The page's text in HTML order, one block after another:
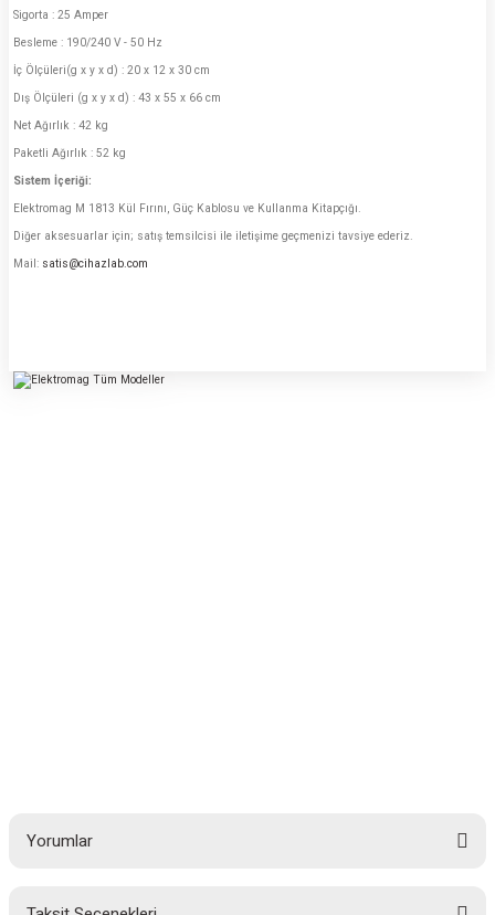
Sigorta : 25 Amper
Besleme : 190/240 V - 50 Hz
İç Ölçüleri(g x y x d) : 20 x 12 x 30 cm
Dış Ölçüleri (g x y x d) : 43 x 55 x 66 cm
Net Ağırlık : 42 kg
Paketli Ağırlık : 52 kg
Sistem İçeriği:
Elektromag M 1813 Kül Fırını, Güç Kablosu ve Kullanma Kitapçığı.
Diğer aksesuarlar için; satış temsilcisi ile iletişime geçmenizi tavsiye ederiz.
Mail: satis@cihazlab.com
Yorumlar